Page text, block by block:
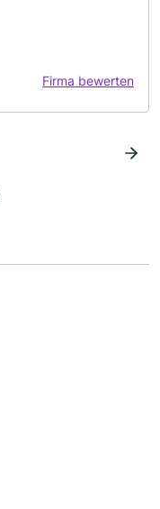
Firma bewerten